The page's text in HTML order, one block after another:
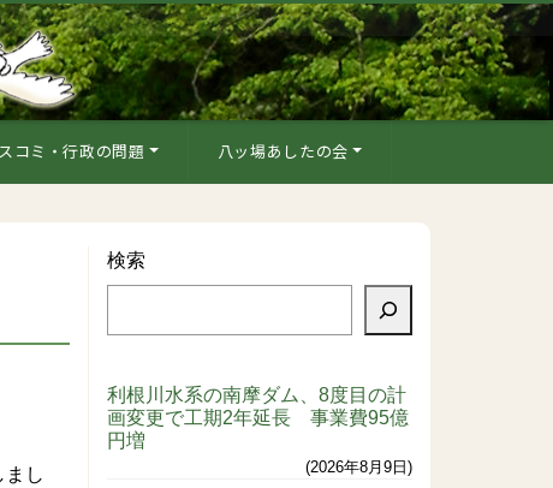
コミ・行政の問題 八ッ場あしたの会
し
検索
利根川水系の南摩ダム、8度目の計
画変更で工期2年延長 事業費95億
円増
2026年8月9日